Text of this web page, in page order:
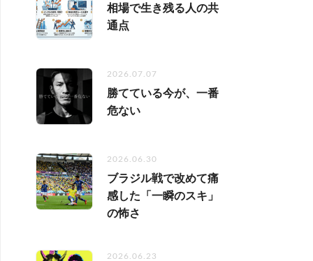
相場で生き残る人の共
通点
2026.07.07
勝てている今が、一番
危ない
2026.06.30
ブラジル戦で改めて痛
感した「一瞬のスキ」
の怖さ
2026.06.23